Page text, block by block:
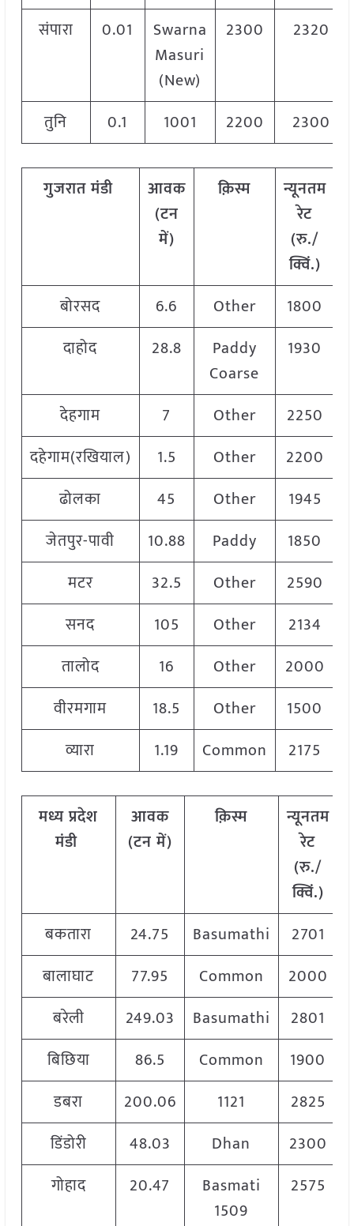
संपारा
0.01
Swarna
Masuri
(New)
2300 2320
तुनि 0.1 1001 2200 2300
गुजरात मंडी
आवक
(टन
में)
क़िस्म
न्यूनतम
रेट
(रु./
क्विं.)
बोरसद 6.6 Other
1800
दाहोद
28.8
Paddy
Coarse
1930
देहगाम 7 Other
2250
दहेगाम(रखियाल)
1.5 Other 2200
ढोलका
45 Other
1945
जेतपुर-पावी
10.88 Paddy 1850
मटर
32.5 Other 2590
सनद
105 Other
2134
तालोद
16 Other 2000
वीरमगाम
18.5 Other 1500
व्यारा
1.19 Common 2175
मध्य प्रदेश
मंडी
आवक
(टन में)
क़िस्म
न्यूनतम
रेट
(रु./
क्विं.)
बकतारा 24.75 Basumathi
2701
बालाघाट
77.95 Common
2000
बरेली
249.03 Basumathi
2801
बिछिया
86.5 Common
1900
डबरा
200.06 1121
2825
डिंडोरी
48.03 Dhan
2300
गोहाद
20.47
Basmati
1509
2575